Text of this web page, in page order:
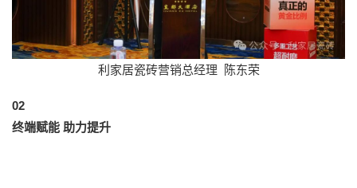
利家居瓷砖营销总经理 陈东荣
02
终端赋能 助力提升